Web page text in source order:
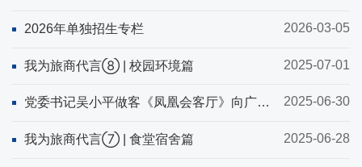
2026年单独招生专栏 2026-03-05
我为旅商代言⑧ | 校园环境篇 2025-07-01
党委书记吴小平做客《凤凰会客厅》向广大
2025-06-30
我为旅商代言⑦ | 食堂宿舍篇 2025-06-28